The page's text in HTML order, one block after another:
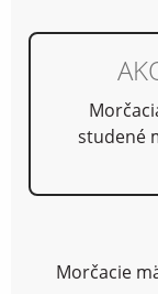
studené
Morčacie